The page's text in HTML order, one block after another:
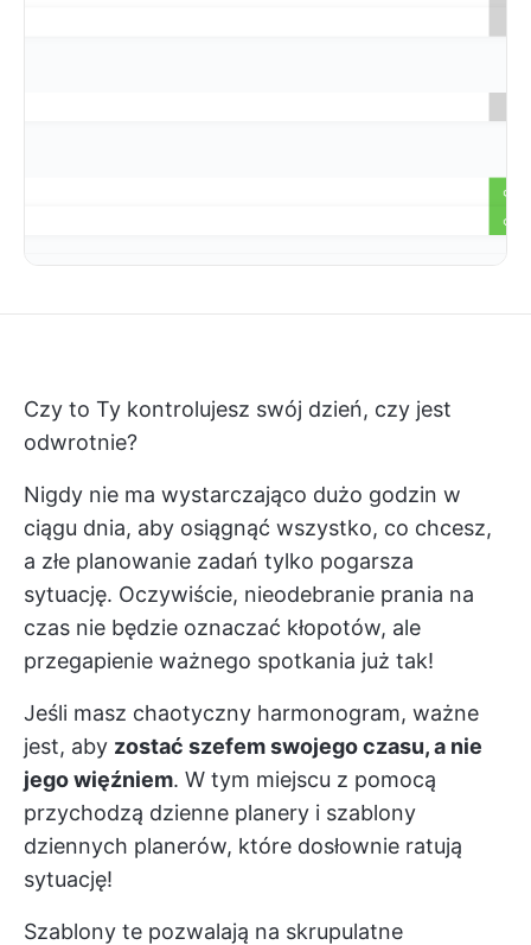
Czy to Ty kontrolujesz swój dzień, czy jest
odwrotnie?
Nigdy nie ma wystarczająco dużo godzin w
ciągu dnia, aby osiągnąć wszystko, co chcesz,
a złe planowanie zadań tylko pogarsza
sytuację. Oczywiście, nieodebranie prania na
czas nie będzie oznaczać kłopotów, ale
przegapienie ważnego spotkania już tak!
Jeśli masz chaotyczny harmonogram, ważne
jest, aby zostać szefem swojego czasu, a nie
jego więźniem. W tym miejscu z pomocą
przychodzą dzienne planery i szablony
dziennych planerów, które dosłownie ratują
sytuację!
Szablony te pozwalają na skrupulatne